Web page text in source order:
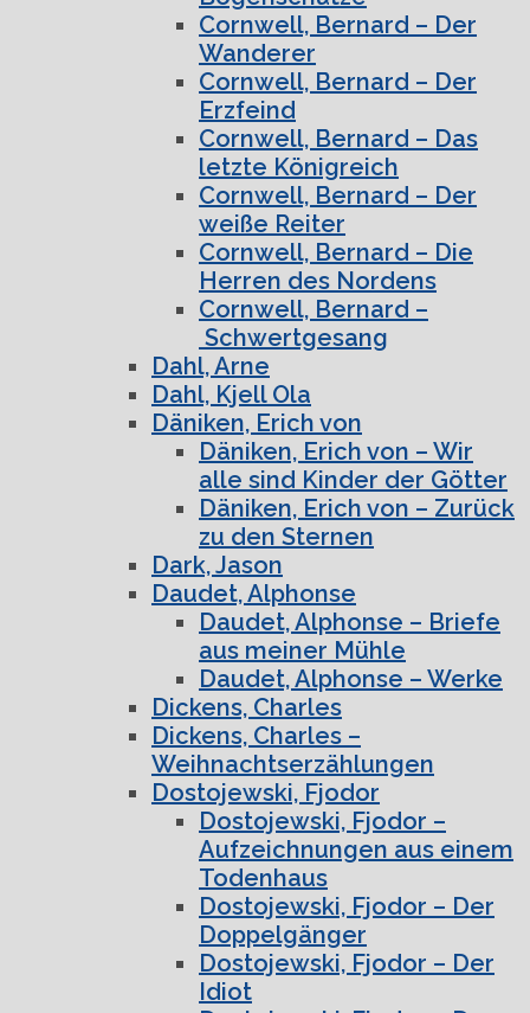
Cornwell, Bernard – Der
Wanderer
Cornwell, Bernard – Der
Erzfeind
Cornwell, Bernard – Das
letzte Königreich
Cornwell, Bernard – Der
weiße Reiter
Cornwell, Bernard – Die
Herren des Nordens
Cornwell, Bernard –
Schwertgesang
Dahl, Arne
Dahl, Kjell Ola
Däniken, Erich von
Däniken, Erich von – Wir
alle sind Kinder der Götter
Däniken, Erich von – Zurück
zu den Sternen
Dark, Jason
Daudet, Alphonse
Daudet, Alphonse – Briefe
aus meiner Mühle
Daudet, Alphonse – Werke
Dickens, Charles
Dickens, Charles –
Weihnachtserzählungen
Dostojewski, Fjodor
Dostojewski, Fjodor –
Aufzeichnungen aus einem
Todenhaus
Dostojewski, Fjodor – Der
Doppelgänger
Dostojewski, Fjodor – Der
Idiot